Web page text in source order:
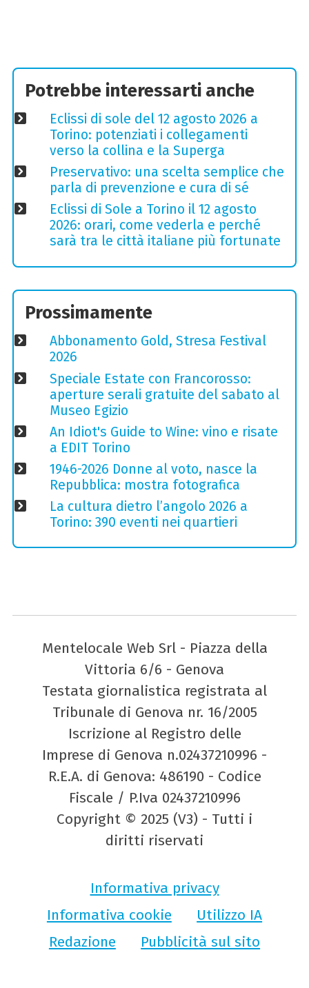
Potrebbe interessarti anche
Eclissi di sole del 12 agosto 2026 a
Torino: potenziati i collegamenti
verso la collina e la Superga
Preservativo: una scelta semplice che
parla di prevenzione e cura di sé
Eclissi di Sole a Torino il 12 agosto
2026: orari, come vederla e perché
sarà tra le città italiane più fortunate
Prossimamente
Abbonamento Gold, Stresa Festival
2026
Speciale Estate con Francorosso:
aperture serali gratuite del sabato al
Museo Egizio
An Idiot's Guide to Wine: vino e risate
a EDIT Torino
1946-2026 Donne al voto, nasce la
Repubblica: mostra fotografica
La cultura dietro l’angolo 2026 a
Torino: 390 eventi nei quartieri
Mentelocale Web Srl - Piazza della
Vittoria 6/6 - Genova
Testata giornalistica registrata al
Tribunale di Genova nr. 16/2005
Iscrizione al Registro delle
Imprese di Genova n.02437210996 -
R.E.A. di Genova: 486190 - Codice
Fiscale / P.Iva 02437210996
Copyright © 2025 (V3) - Tutti i
diritti riservati
Informativa privacy
Informativa cookie
Utilizzo IA
Redazione
Pubblicità sul sito